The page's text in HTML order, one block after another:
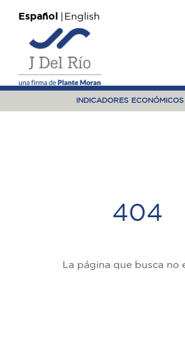
Español English
INDICADORES ECONÓMICOS
404
La página que busca no